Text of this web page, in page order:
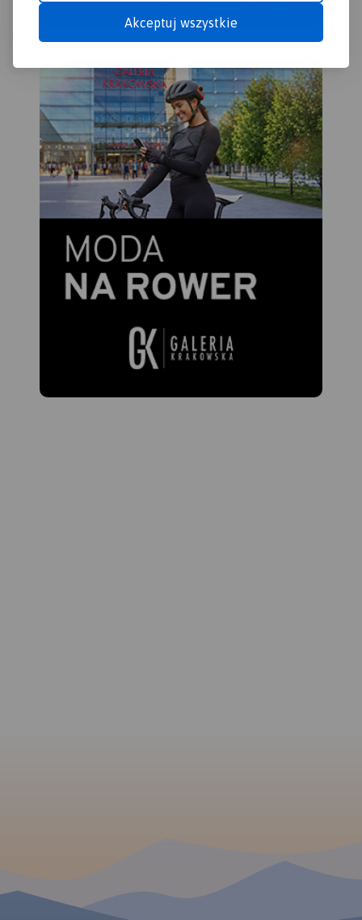
Akceptuj wszystkielub do hotelu lub pensjonatu.
pontonowe z Muszyny,
również w połączeniu z
wycieczką rowerową wzdłuż
Popradu.
18 471 27 85 i 507 032 958